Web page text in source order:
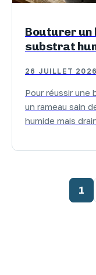
Bouturer un
substrat
26 JUILLET 2026
Pour réussir une
un rameau sain
humide mais
1